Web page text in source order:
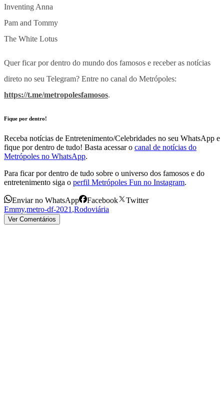
Inventing Anna
Pam and Tommy
The White Lotus
Quer ficar por dentro do mundo dos famosos e receber as notícias
direto no seu Telegram? Entre no canal do Metrópoles:
https://t.me/metropolesfamosos.
Fique por dentro!
Receba notícias de Entretenimento/Celebridades no seu WhatsApp e
fique por dentro de tudo! Basta acessar o canal de notícias do
Metrópoles no WhatsApp.
Para ficar por dentro de tudo sobre o universo dos famosos e do
entretenimento siga o perfil Metrópoles Fun no Instagram.
Enviar no WhatsApp Facebook
Twitter
Emmy,metro-df-2021 ,Rodoviária
Ver Comentários